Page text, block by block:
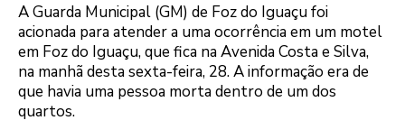
A Guarda Municipal (GM) de Foz do Iguaçu foi
acionada para atender a uma ocorrência em um motel
em Foz do Iguaçu, que fica na Avenida Costa e Silva,
na manhã desta sexta-feira, 28. A informação era de
que havia uma pessoa morta dentro de um dos
quartos.